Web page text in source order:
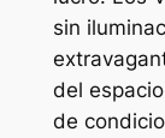
sin
del
de